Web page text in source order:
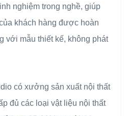
nghiệm trong nghề, giúp
khách hàng được hoàn
với mẫu thiết kế, không phát
có xưởng sản xuất nội thất
đủ các loại vật liệu nội thất